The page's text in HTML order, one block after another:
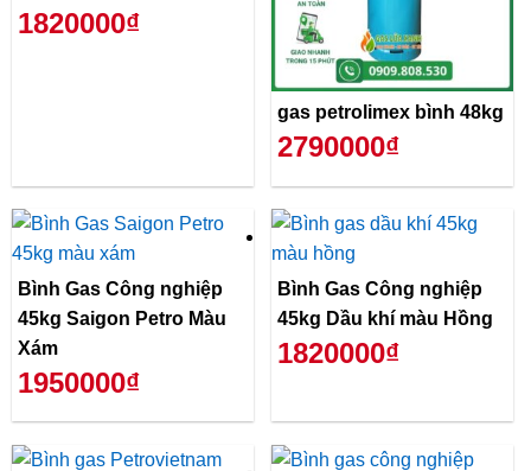
1820000₫
gas petrolimex bình 48kg
2790000₫
Bình Gas Công nghiệp
45kg Saigon Petro Màu
Xám
1950000₫
Bình Gas Công nghiệp
45kg Dầu khí màu Hồng
1820000₫